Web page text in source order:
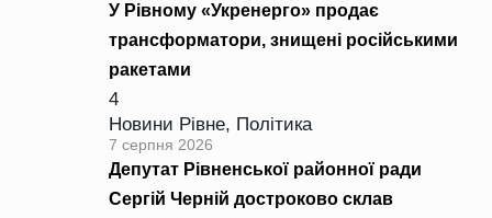
У Рівному «Укренерго» продає
трансформатори, знищені російськими
ракетами
4
Новини Рівне, Політика
7 серпня 2026
Депутат Рівненської районної ради
Сергій Черній достроково склав